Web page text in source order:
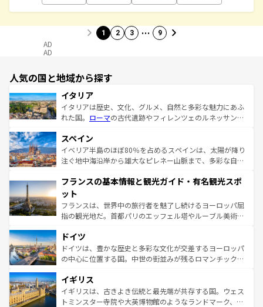
1 2 3 … 9
AD
AD
人気の国と地域から探す
イタリア
イタリアは歴史、文化、グルメ、自然と多彩な魅力にあふ
れた国。 ローマの古代遺跡やフィレンツェのルネッサンス
ろん、トスカーナの美しい田園風景やアマルフィ海岸の絶
景など、自然景観も見逃せない。観光の合間には、本場の
ピザやパスタなど、絶品のイタリア料理を堪能することも
ませてくれるイタリアで、忘れられない旅をしてみよう！
なお、新着のイタリア情報は
しい。
スペイン
イベリア半島のほぼ80％を占めるスペインは、太陽が降り
注ぐ地中海沿岸から雄大なピレネー山脈まで、多彩な自然
文化が根付くこの国では、情熱的なフラメンコ、熱気あふ
れる闘牛、そして美味しいタパスが生活の一部となってい
る。首都マドリードの洗練された雰囲気や、バルセロナの
アートに溢れた街角から、地方では古代ローマ遺跡や中世
せる。地方によって風土や気候が異なるスペインはその個
性で訪れる人を魅了する。 なお、新着のスペイン情報は コ
ンテンツ一覧を参照してほしい。
フランスの基本情報と観光ガイド・有名観光スポ
ット
フランスは、世界中の旅行者を魅了し続けるヨーロッパ屈
指の観光地だ。首都パリのエッフェル塔やルーブル美術館
で、幅広い魅力が詰まっている。華麗な宮殿、歴史的な大
聖堂、美しいビーチ、そして豊かな自然が、訪れる者を心
から魅了する。また、フランスは美食の国としても知ら
いる。シャンパンの発祥地であるランス、プロヴァンスの
香り高いラベンダー畑など、多彩な楽しみ方が可能だ。さ
らに、パリ以外の地域にも魅力が溢れており、どの街角に
ドイツ
ドイツは、豊かな歴史と多彩な文化が交差するヨーロッパ
の中心に位置する国。中世の街並みが残るロマンチック街
顔を持つこの国は、どこを歩いても飽きることがない。ベ
ルリンの文化的活気、バイエルン州のアルプスの絶景、そ
してライン川沿いのワイン畑といった風景は必見。ビール
イギリス
イギリスは、古きよき伝統と最先端が共存する国。ウェス
トミンスター寺院や大英博物館のようなランドマーク、歴